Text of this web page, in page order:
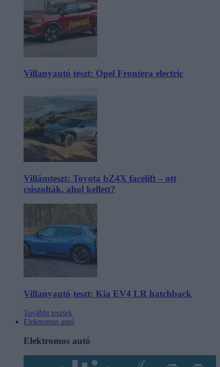
Villanyautó teszt: Opel Frontera electric
Villámteszt: Toyota bZ4X facelift – ott
csiszolták, ahol kellett?
Villanyautó teszt: Kia EV4 LR hatchback
További tesztek
Elektromos autó
Elektromos autó